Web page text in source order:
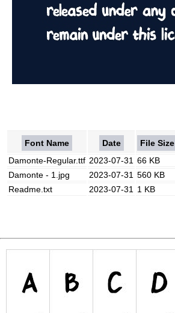
Font Name Date
File Size
Damonte-Regular.ttf 2023-07-31 66 KB
Damonte - 1.jpg
2023-07-31 560 KB
Readme.txt
2023-07-31 1 KB